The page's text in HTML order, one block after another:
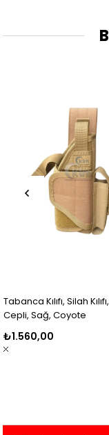
Tabanca Kılıfı, Silah
Cepli, Sağ, Coyote
₺1.560,00